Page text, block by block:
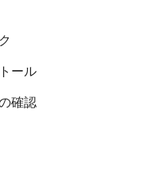
ール
確認